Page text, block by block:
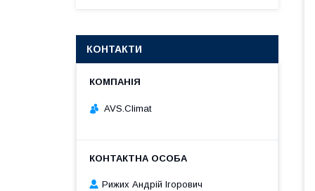
КОНТАКТИ
AVS.Climat
Рижих Андрій Ігорович